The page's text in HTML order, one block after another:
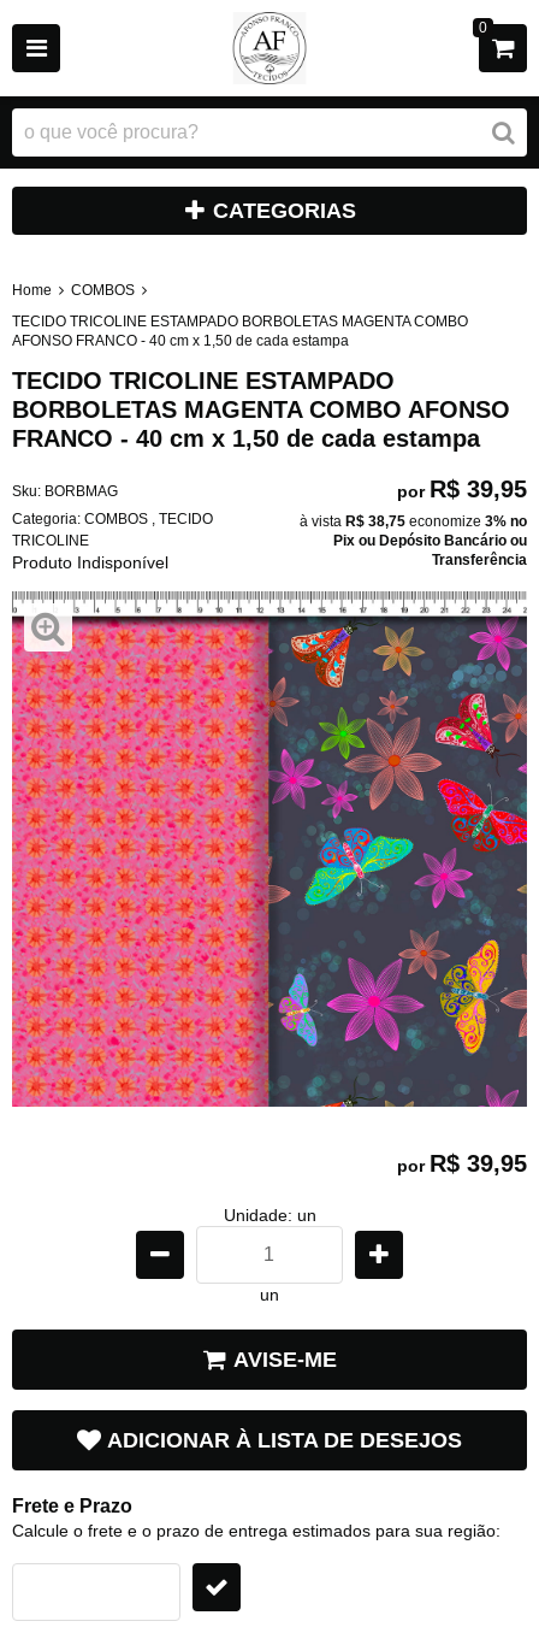
0
CATEGORIAS
Home
COMBOS
TECIDO TRICOLINE ESTAMPADO BORBOLETAS MAGENTA COMBO
AFONSO FRANCO - 40 cm x 1,50 de cada estampa
TECIDO TRICOLINE ESTAMPADO
BORBOLETAS MAGENTA COMBO AFONSO
FRANCO - 40 cm x 1,50 de cada estampa
Sku: BORBMAG
Categoria: COMBOS
TECIDO
TRICOLINE
Produto Indisponível
por R$ 39,95
à vista R$ 38,75 economize 3% no
Pix ou Depósito Bancário ou
Transferência
por R$ 39,95
Unidade: un
un
AVISE-ME
ADICIONAR À LISTA DE DESEJOS
Frete e Prazo
Calcule o frete e o prazo de entrega estimados para sua região: